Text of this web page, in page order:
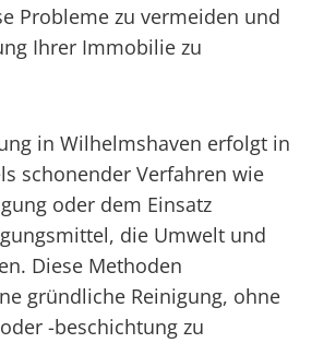
Probleme zu vermeiden und
Ihrer Immobilie zu
in Wilhelmshaven erfolgt in
schonender Verfahren wie
oder dem Einsatz
die Umwelt und
Diese Methoden
gründliche Reinigung, ohne
-beschichtung zu